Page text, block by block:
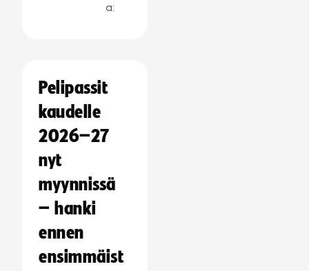
a:
Pelipassit
kaudelle
2026–27
nyt
myynnissä
– hanki
ennen
ensimmäist